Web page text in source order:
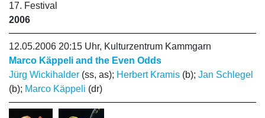
17. Festival
2006
12.05.2006 20:15 Uhr, Kulturzentrum Kammgarn
Marco Käppeli and the Even Odds
Jürg Wickihalder (ss, as); Herbert Kramis (b); Jan Schlegel
(b); Marco Käppeli (dr)